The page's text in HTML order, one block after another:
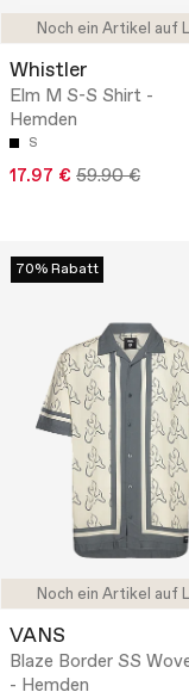
Noch ein Artikel auf
Whistler
Elm M S-S Shirt -
Hemden
S
17.97 € 59.90 €
Noch ein Artikel auf
70% Rabatt
VANS
Blaze Border SS
- Hemden